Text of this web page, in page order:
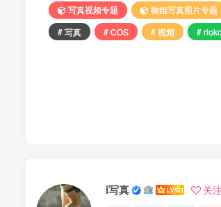
写真视频专题 御姐写真照片专题
# 写真
# COS # 视频 #
i写真 关注